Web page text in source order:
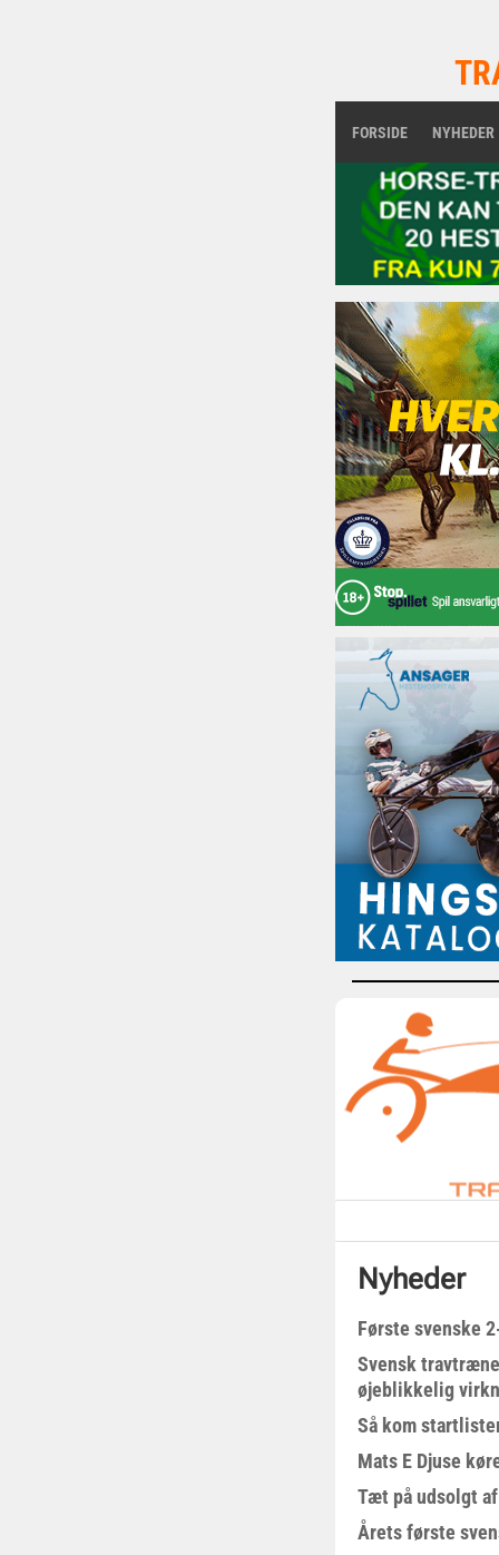
FORSIDE NYHEDER
Nyheder
Første svenske
Svensk
øjeblikkelig
Så kom
Mats E Djuse
Tæt på udsolgt
Årets første